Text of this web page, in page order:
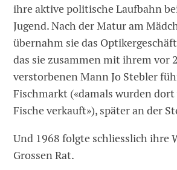
ihre aktive politische Laufbahn
Jugend. Nach der Matur am
übernahm sie das
das sie zusammen mit ihrem vor
verstorbenen Mann Jo Stebler
Fischmarkt («damals wurden
Fische verkauft»), später an der
Und 1968 folgte schliesslich ihre
Grossen Rat.